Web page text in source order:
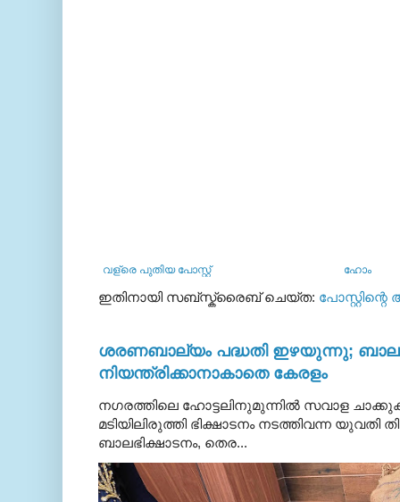
വള്രെ പുതിയ പോസ്റ്റ് ഹോം
ഇതിനായി സബ്‌സ്ക്രൈബ് ചെയ്ത:
ശരണബാല്യം പദ്ധതി ഇഴയുന്നു;
നിയന്ത്രിക്കാനാകാതെ കേരളം
നഗരത്തിലെ ഹോട്ടലിനുമുന്നിൽ സവാള
മടിയിലിരുത്തി ഭിക്ഷാടനം നടത്തിവന്ന
ബാലഭിക്ഷാടനം, തെര...